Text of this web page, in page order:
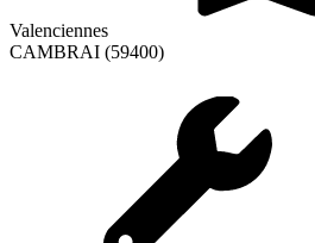
Valenciennes
CAMBRAI (59400)